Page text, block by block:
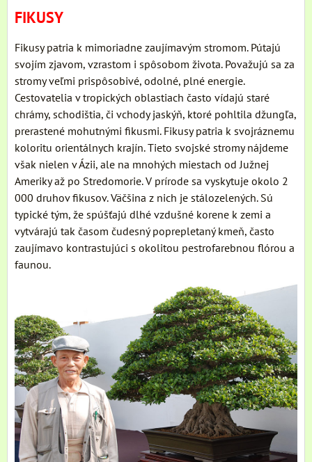
FIKUSY
Fikusy patria k mimoriadne zaujímavým stromom. Pútajú
svojím zjavom, vzrastom i spôsobom života. Považujú sa za
stromy veľmi prispôsobivé, odolné, plné energie.
Cestovatelia v tropických oblastiach často vídajú staré
chrámy, schodištia, či vchody jaskýň, ktoré pohltila džungľa,
prerastené mohutnými fikusmi. Fikusy patria k svojráznemu
koloritu orientálnych krajín. Tieto svojské stromy nájdeme
však nielen v Ázii, ale na mnohých miestach od Južnej
Ameriky až po Stredomorie. V prírode sa vyskytuje okolo 2
000 druhov fikusov. Väčšina z nich je stálozelených. Sú
typické tým, že spúšťajú dlhé vzdušné korene k zemi a
vytvárajú tak časom čudesný poprepletaný kmeň, často
zaujímavo kontrastujúci s okolitou pestrofarebnou flórou a
faunou.